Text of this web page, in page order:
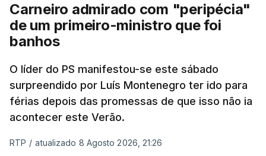
Carneiro admirado com "peripécia"
de um primeiro-ministro que foi
banhos
O líder do PS manifestou-se este sábado
surpreendido por Luís Montenegro ter ido para
férias depois das promessas de que isso não ia
acontecer este Verão.
RTP / atualizado 8 Agosto 2026, 21:26